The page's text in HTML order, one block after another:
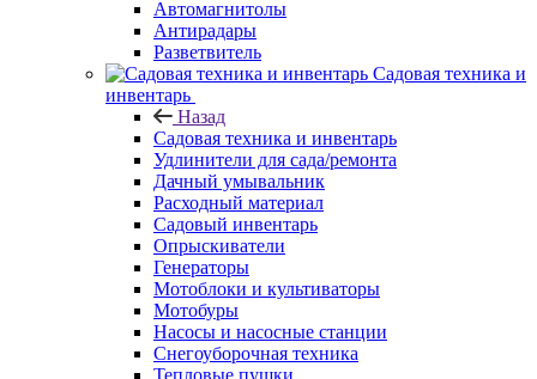
Автомагнитолы
Антирадары
Разветвитель
Садовая техника и
инвентарь
Назад
Садовая техника и инвентарь
Удлинители для сада/ремонта
Дачный умывальник
Расходный материал
Садовый инвентарь
Опрыскиватели
Генераторы
Мотоблоки и культиваторы
Мотобуры
Насосы и насосные станции
Снегоуборочная техника
Тепловые пушки